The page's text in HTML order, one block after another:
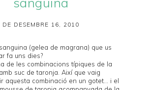
DE DESEMBRE 16, 2010
sanguina (gelea de magrana) que us
fa uns dies?
de les combinacions típiques de la
suc de taronja. Així que vaig
aquesta combinació en un gotet... i el